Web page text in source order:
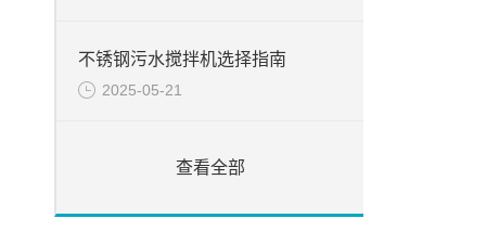
不锈钢污水搅拌机选择指南
2025-05-21
查看全部